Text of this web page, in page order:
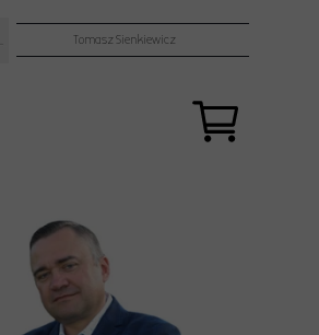
Tomasz Sienkiewicz